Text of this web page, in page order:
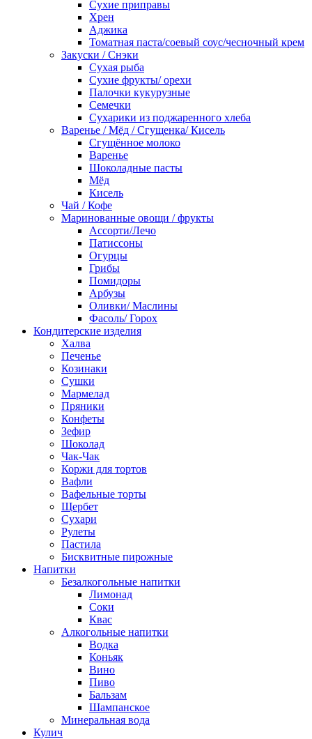
Сухие приправы
Хрен
Аджика
Томатная паста/соевый соус/чесночный крем
Закуски / Снэки
Сухая рыба
Сухие фрукты/ орехи
Палочки кукурузные
Семечки
Сухарики из поджаренного хлеба
Варенье / Мёд / Сгущенка/ Кисель
Сгущённое молоко
Варенье
Шоколадные пасты
Мёд
Кисель
Чай / Кофе
Маринованные овощи / фрукты
Ассорти/Лечо
Патиссоны
Огурцы
Грибы
Помидоры
Арбузы
Оливки/ Маслины
Фасоль/ Горох
Кондитерские изделия
Халва
Печенье
Козинаки
Сушки
Мармелад
Пряники
Конфеты
Зефир
Шоколад
Чак-Чак
Коржи для тортов
Вафли
Вафельные торты
Щербет
Сухари
Рулеты
Пастила
Бисквитные пирожные
Напитки
Безалкогольные напитки
Лимонад
Соки
Квас
Алкогольные напитки
Водка
Коньяк
Вино
Пиво
Бальзам
Шампанское
Минеральная вода
Кулич